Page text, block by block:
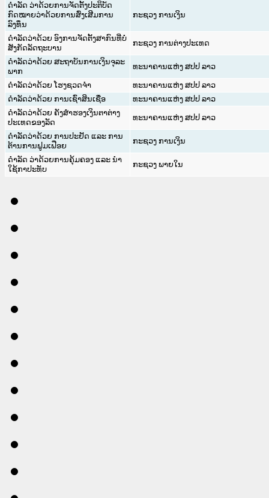
ດຳລັດ ວ່າດ້ວຍການຈັດຕັ້ງປະຕິບັດ
ກົດໝາຍວ່າດ້ວຍການສົ່ງເສີມການ
ລົງທຶນ
ກະຊວງ ການເງິນ
ດຳລັດວ່າດ້ວຍ ອົງການຈັດຕັ້ງສາກົນທີ່ບໍ່
ສັງກັດລັດຖະບານ
ກະຊວງ ການຕ່າງປະເທດ
ດໍາລັດວ່າດ້ວຍ ສະຖາບັນການເງິນຈຸລະ
ພາກ
ທະນາຄານແຫ່ງ ສປປ ລາວ
ດຳລັດວ່າດ້ວຍ ໂຮງຊວດຈຳ
ທະນາຄານແຫ່ງ ສປປ ລາວ
ດຳລັດວ່າດ້ວຍ ການເຊົ່າສິນເຊື່ອ
ທະນາຄານແຫ່ງ ສປປ ລາວ
ດຳລັດວ່າດ້ວຍ ຄັງສຳຮອງເງິນຕາຕ່າງ
ປະເທດຂອງລັດ
ທະນາຄານແຫ່ງ ສປປ ລາວ
ດໍາລັດວ່າດ້ວຍ ການປະຢັດ ແລະ ການ
ຕ້ານການຟູມເຟືອຍ
ກະຊວງ ການເງິນ
ດຳລັດ ວ່າດ້ວຍການຄຸ້ມຄອງ ແລະ ນຳ
ໃຊ້ກາປະທັບ
ກະຊວງ ພາຍໃນ